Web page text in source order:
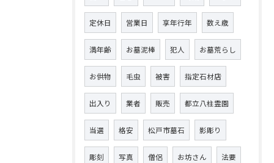
定休日 営業日 享年行年 数え歳
満年齢 お墓泥棒 犯人 お墓荒らし
お供物 毛虫 被害 指定石材店
出入り 業者 販売 都立八柱霊園
当選 格安 松戸市墓石 影彫り
彫刻 写真 僧侶 お坊さん 法要